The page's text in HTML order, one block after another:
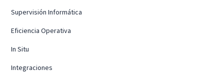
Supervisión Informática
Eficiencia Operativa
In Situ
Integraciones